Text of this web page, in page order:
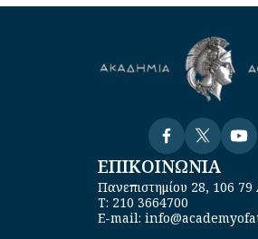
VisitVisit
ΕΠΙΚΟΙΝΩΝΙΑ
Πανεπιστημίου 28, 106
Τ: 210 3664700
E-mail: